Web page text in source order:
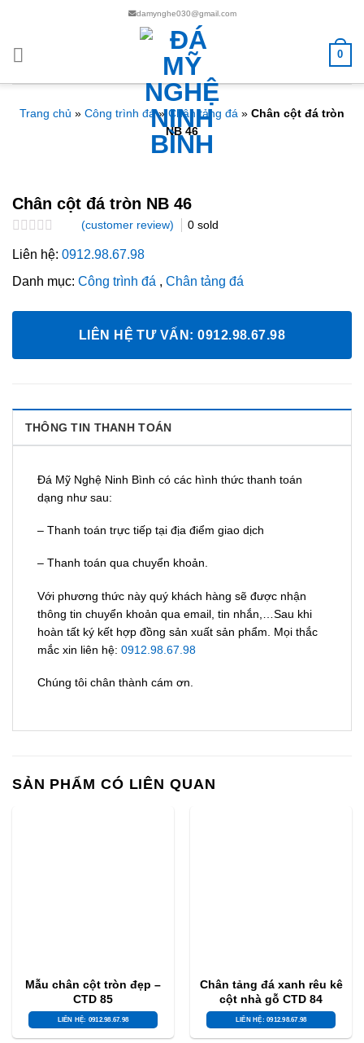
nội
damynghe030@gmail.com
0
Trang chủ » Công trình đá»Chân tảng đá » Chân cột đá tròn
NB 46
Chân cột đá tròn NB 46
0.0
of
(customer review) 0sold
Liên hệ: 0912.98.67.98
Danh mục: Công trình đá , Chân tảng đá
LIÊN HỆ TƯ VẤN: 0912.98.67.98
THÔNG TIN THANH TOÁN
Đá Mỹ Nghệ Ninh Bình có các hình thức thanh toán
dạng như sau:
– Thanh toán trực tiếp tại địa điểm giao dịch
– Thanh toán qua chuyển khoản.
Với phương thức này quý khách hàng sẽ được nhận
thông tin chuyển khoản qua email, tin nhắn,…Sau khi
hoàn tất ký kết hợp đồng sản xuất sản phẩm. Mọi thắc
mắc xin liên hệ: 0912.98.67.98
Chúng tôi chân thành cám ơn.
SẢN PHẨM CÓ LIÊN QUAN
Mẫu chân cột tròn đẹp –
CTD 85
LIÊN HỆ: 0912.98.67.98
Chân tảng đá xanh rêu kê
cột nhà gỗ CTD 84
LIÊN HỆ: 0912.98.67.98